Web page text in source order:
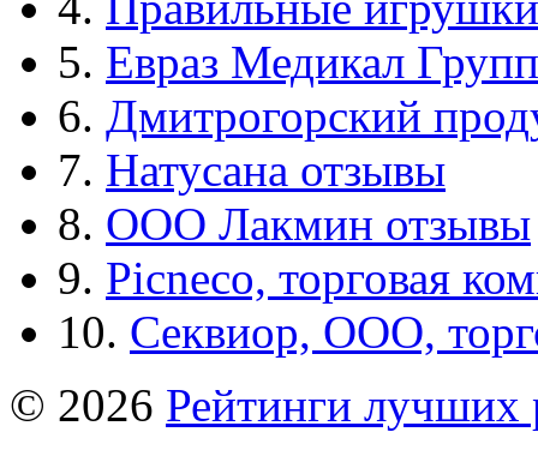
5. Евраз Медикал Групп
6. Дмитрогорский
7. Натусана отзывы
8. ООО Лакмин отзывы
9. Picneco, торговая
10. Секвиор, ООО,
© 2026 Рейтинги лучших